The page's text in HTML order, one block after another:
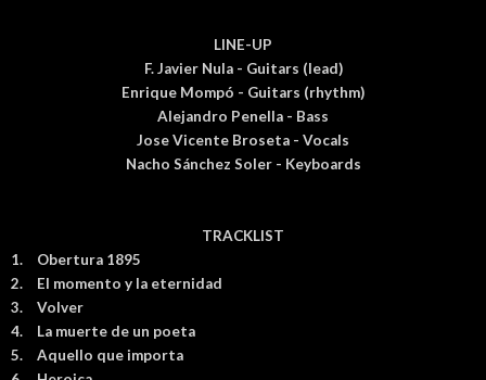
LINE-UP
F. Javier Nula - Guitars (lead)
Enrique Mompó - Guitars (rhythm)
Alejandro Penella - Bass
Jose Vicente Broseta - Vocals
Nacho Sánchez Soler - Keyboards
TRACKLIST
1.
Obertura 1895
2.
El momento y la eternidad
3.
Volver
4.
La muerte de un poeta
5.
Aquello que importa